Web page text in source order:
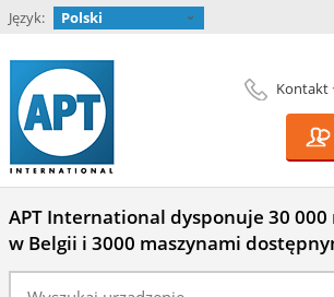
Język: Polski
Kontakt
APT International dysponuje 30 000
w Belgii i 3000 maszynami